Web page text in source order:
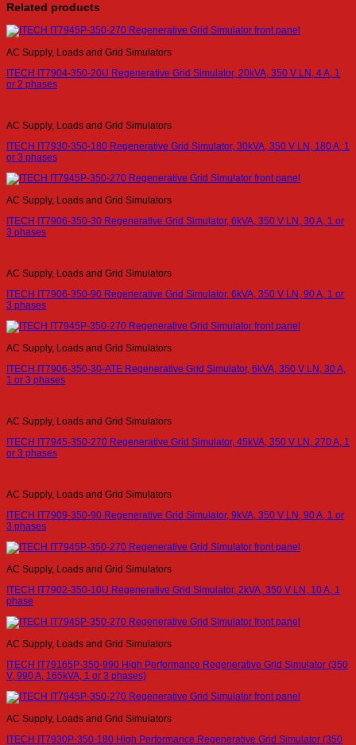
Related products
AC Supply, Loads and Grid Simulators
ITECH IT7904-350-20U Regenerative Grid Simulator, 20kVA, 350 V LN, 4 A, 1
or 2 phases
AC Supply, Loads and Grid Simulators
ITECH IT7930-350-180 Regenerative Grid Simulator, 30kVA, 350 V LN, 180 A, 1
or 3 phases
AC Supply, Loads and Grid Simulators
ITECH IT7906-350-30 Regenerative Grid Simulator, 6kVA, 350 V LN, 30 A, 1 or
3 phases
AC Supply, Loads and Grid Simulators
ITECH IT7906-350-90 Regenerative Grid Simulator, 6kVA, 350 V LN, 90 A, 1 or
3 phases
AC Supply, Loads and Grid Simulators
ITECH IT7906-350-30-ATE Regenerative Grid Simulator, 6kVA, 350 V LN, 30 A,
1 or 3 phases
AC Supply, Loads and Grid Simulators
ITECH IT7945-350-270 Regenerative Grid Simulator, 45kVA, 350 V LN, 270 A, 1
or 3 phases
AC Supply, Loads and Grid Simulators
ITECH IT7909-350-90 Regenerative Grid Simulator, 9kVA, 350 V LN, 90 A, 1 or
3 phases
AC Supply, Loads and Grid Simulators
ITECH IT7902-350-10U Regenerative Grid Simulator, 2kVA, 350 V LN, 10 A, 1
phase
AC Supply, Loads and Grid Simulators
ITECH IT79165P-350-990 High Performance Regenerative Grid Simulator (350
V, 990 A, 165kVA, 1 or 3 phases)
AC Supply, Loads and Grid Simulators
ITECH IT7930P-350-180 High Performance Regenerative Grid Simulator (350